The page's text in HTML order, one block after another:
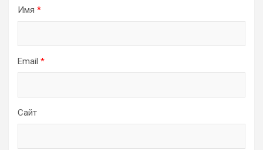
Имя *
Email *
Сайт